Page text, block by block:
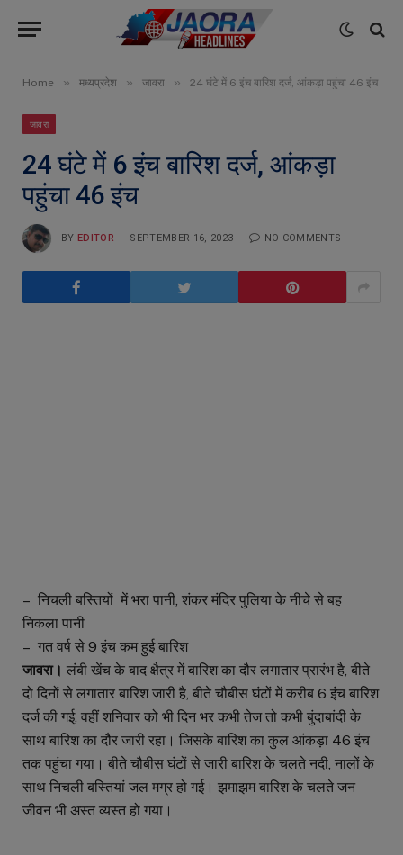
Home » मध्यप्रदेश » जावरा » 24 घंटे में 6 इंच बारिश दर्ज, आंकड़ा पहुंचा 46 इंच
जावरा
24 घंटे में 6 इंच बारिश दर्ज, आंकड़ा
पहुंचा 46 इंच
BY EDITOR SEPTEMBER 16, 2023 NO COMMENTS
– निचली बस्तियों में भरा पानी, शंकर मंदिर पुलिया के नीचे से बह
निकला पानी
– गत वर्ष से 9 इंच कम हुई बारिश
जावरा। लंबी खेंच के बाद क्षैत्र में बारिश का दौर लगातार प्रारंभ है, बीते
दो दिनों से लगातार बारिश जारी है, बीते चौबीस घंटों में करीब 6 इंच बारिश
दर्ज की गई, वहीं शनिवार को भी दिन भर कभी तेज तो कभी बुंदाबांदी के
साथ बारिश का दौर जारी रहा। जिसके बारिश का कुल आंकड़ा 46 इंच
तक पहुंचा गया। बीते चौबीस घंटों से जारी बारिश के चलते नदी, नालों के
साथ निचली बस्तियां जल मग्र हो गई। झमाझम बारिश के चलते जन
जीवन भी अस्त व्यस्त हो गया।